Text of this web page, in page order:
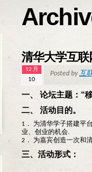
清华大学互
12 月
10
Posted by互
一、 论坛主题：“
二、 活动目的。
1． 为清华学子搭建平
业、创业的机会.
2． 为嘉宾创造一次和
三、活动形式：